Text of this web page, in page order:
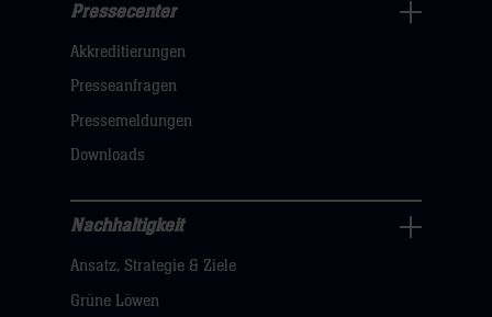
Navigation
öffnen,
dann
klicken
hier
Pressecenter
Akkreditierungen
Presseanfragen
Pressemeldungen
Downloads
Nachhaltigkeit
Navigation
öffnen,
Nachhaltigkeit
Ansatz, Strategie & Ziele
Grüne Löwen